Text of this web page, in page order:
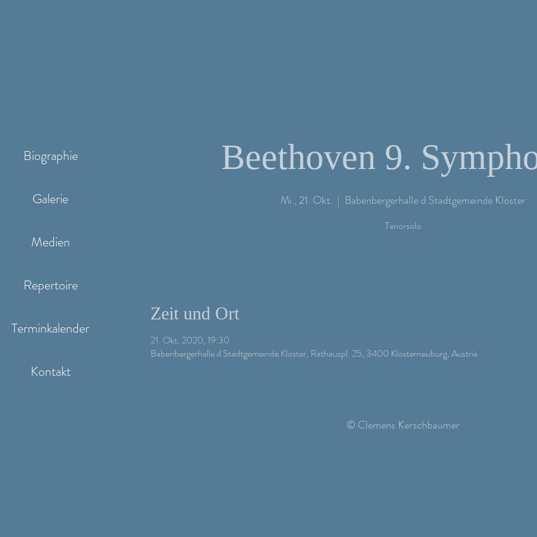
Beethoven 9.
Mi., 21. Okt.
  |
Babenbergerhalle d Stadtgemeinde Kloster
Tenorsolo
Zeit und Ort
21. Okt. 2020, 19:30
Babenbergerhalle d Stadtgemeinde Kloster, Rathauspl. 25, 3400 Klosterneuburg, Austria
Biographie
Galerie
Medien
Repertoire
Terminkalender
Kontakt
© Clemens Kerschbaumer